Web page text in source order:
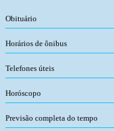
Obituário
Horários de ônibus
Telefones úteis
Horóscopo
Previsão completa do tempo